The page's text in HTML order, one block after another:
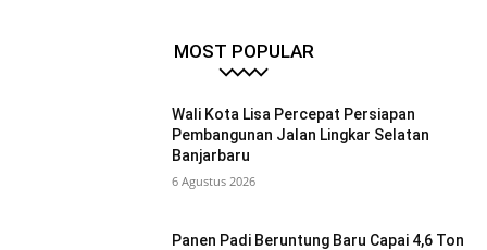
MOST POPULAR
Wali Kota Lisa Percepat Persiapan
Pembangunan Jalan Lingkar Selatan
Banjarbaru
6 Agustus 2026
Panen Padi Beruntung Baru Capai 4,6 Ton